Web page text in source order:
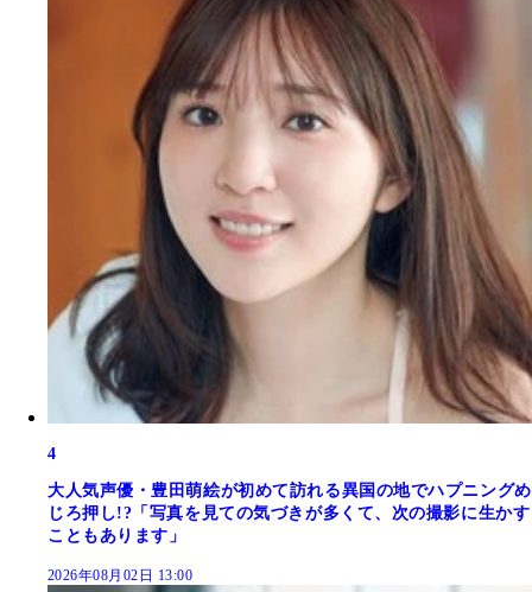
4
大人気声優・豊田萌絵が初めて訪れる異国の地でハプニングめ
じろ押し!?「写真を見ての気づきが多くて、次の撮影に生かす
こともあります」
2026年08月02日 13:00